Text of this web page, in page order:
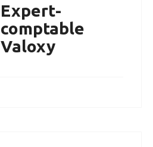
Expert-
comptable
Valoxy